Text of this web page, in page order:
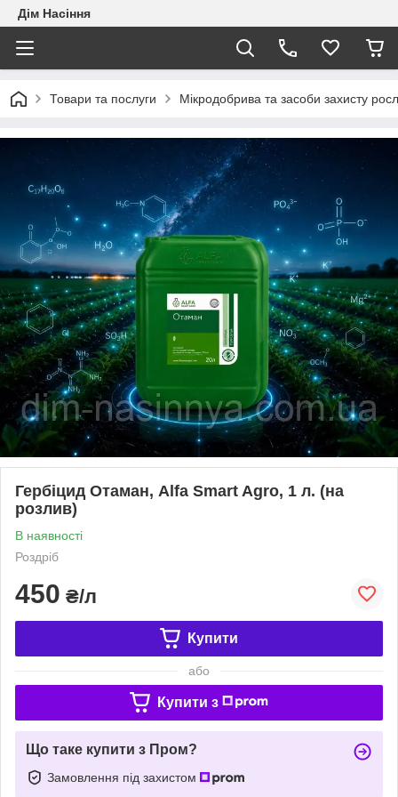
Дім Насіння
Товари та послуги Мікродобрива та засоби захисту
Гербіцид Отаман, Alfa Smart Agro, 1 л. (на
розлив)
В наявності
Роздріб
450 ₴/л
Купити
або
Купити з
Що таке купити з Пром?
Замовлення під захистом